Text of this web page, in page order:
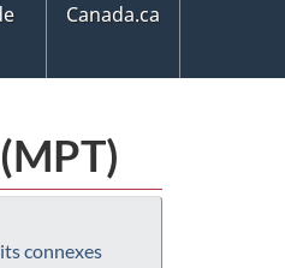
Canada.ca
connexes